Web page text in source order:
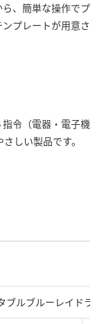
、簡単な操作でプ
プレートが用意さ
令（電器・電子機
しい製品です。
ブルブルーレイドラ